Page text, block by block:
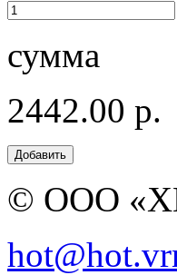
сумма
2442.00 р.
© ООО